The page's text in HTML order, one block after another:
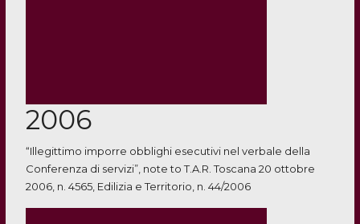
2006
“Illegittimo imporre obblighi esecutivi nel verbale della
Conferenza di servizi”, note to T.A.R. Toscana 20 ottobre
2006, n. 4565, Edilizia e Territorio, n. 44/2006